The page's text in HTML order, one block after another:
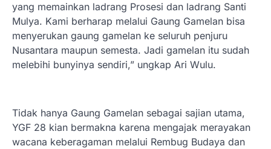
yang memainkan ladrang Prosesi dan ladrang Santi
Mulya. Kami berharap melalui Gaung Gamelan bisa
menyerukan gaung gamelan ke seluruh penjuru
Nusantara maupun semesta. Jadi gamelan itu sudah
melebihi bunyinya sendiri,” ungkap Ari Wulu.
Tidak hanya Gaung Gamelan sebagai sajian utama,
YGF 28 kian bermakna karena mengajak merayakan
wacana keberagaman melalui Rembug Budaya dan